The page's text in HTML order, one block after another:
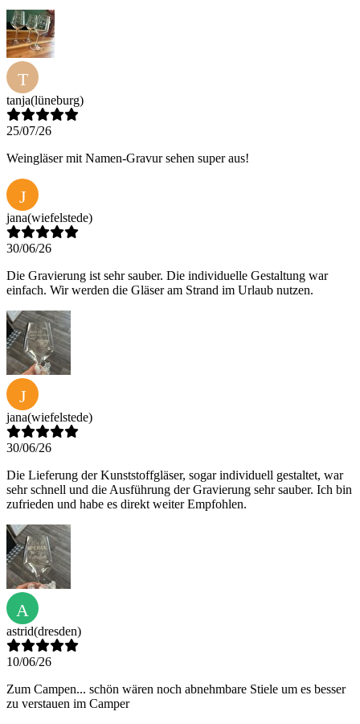
T
tanja(lüneburg)
25/07/26
Weingläser mit Namen-Gravur sehen super aus!
J
jana(wiefelstede)
30/06/26
Die Gravierung ist sehr sauber. Die individuelle Gestaltung war
einfach. Wir werden die Gläser am Strand im Urlaub nutzen.
J
jana(wiefelstede)
30/06/26
Die Lieferung der Kunststoffgläser, sogar individuell gestaltet, war
sehr schnell und die Ausführung der Gravierung sehr sauber. Ich bin
zufrieden und habe es direkt weiter Empfohlen.
A
astrid(dresden)
10/06/26
Zum Campen... schön wären noch abnehmbare Stiele um es besser
zu verstauen im Camper